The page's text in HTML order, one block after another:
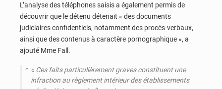
L’analyse des téléphones saisis a également permis de
découvrir que le détenu détenait « des documents
judiciaires confidentiels, notamment des procès-verbaux,
ainsi que des contenus à caractère pornographique », a
ajouté Mme Fall.
« Ces faits particulièrement graves constituent une
infraction au règlement intérieur des établissements